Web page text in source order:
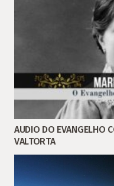
AUDIO DO EVANGELHO
VALTORTA